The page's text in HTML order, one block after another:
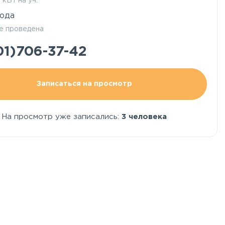
проведена
37-42
Записаться на просмотр
На просмотр уже записались:3 человека